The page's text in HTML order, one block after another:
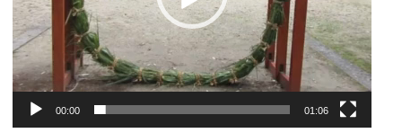
ヤ
ー
00:00 01:06